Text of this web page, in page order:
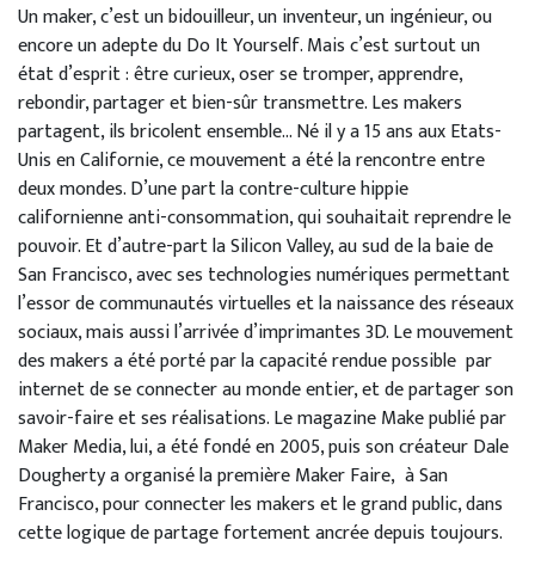
Un maker, c’est un bidouilleur, un inventeur, un ingénieur, ou
encore un adepte du Do It Yourself. Mais c’est surtout un
état d’esprit : être curieux, oser se tromper, apprendre,
rebondir, partager et bien-sûr transmettre. Les makers
partagent, ils bricolent ensemble… Né il y a 15 ans aux Etats-
Unis en Californie, ce mouvement a été la rencontre entre
deux mondes. D’une part la contre-culture hippie
californienne anti-consommation, qui souhaitait reprendre le
pouvoir. Et d’autre-part la Silicon Valley, au sud de la baie de
San Francisco, avec ses technologies numériques permettant
l’essor de communautés virtuelles et la naissance des réseaux
sociaux, mais aussi l’arrivée d’imprimantes 3D. Le mouvement
des makers a été porté par la capacité rendue possible par
internet de se connecter au monde entier, et de partager son
savoir-faire et ses réalisations. Le magazine Make publié par
Maker Media, lui, a été fondé en 2005, puis son créateur Dale
Dougherty a organisé la première Maker Faire, à San
Francisco, pour connecter les makers et le grand public, dans
cette logique de partage fortement ancrée depuis toujours.